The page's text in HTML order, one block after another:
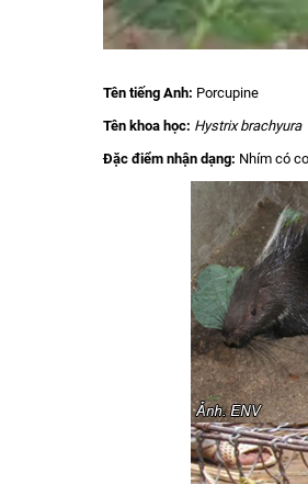
Tên tiếng Anh: Porcupine
Tên khoa học: Hystrix brachyura
Đặc điểm nhận dạng: Nhím có